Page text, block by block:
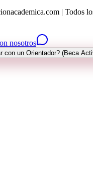
| Todos
nosotros
con un Orientador? (Beca